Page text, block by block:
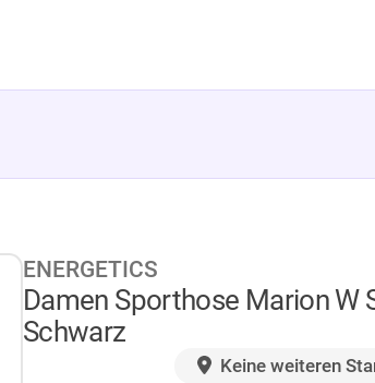
ENERGETICS
Damen Sporthose Marion W
Schwarz
Keine weiteren